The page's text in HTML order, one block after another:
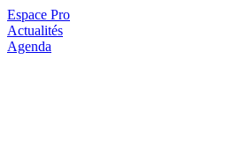
Espace Pro
Actualités
Agenda